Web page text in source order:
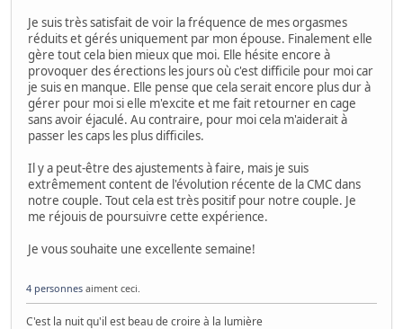
Je suis très satisfait de voir la fréquence de mes orgasmes
réduits et gérés uniquement par mon épouse. Finalement elle
gère tout cela bien mieux que moi. Elle hésite encore à
provoquer des érections les jours où c'est difficile pour moi car
je suis en manque. Elle pense que cela serait encore plus dur à
gérer pour moi si elle m'excite et me fait retourner en cage
sans avoir éjaculé. Au contraire, pour moi cela m'aiderait à
passer les caps les plus difficiles.
Il y a peut-être des ajustements à faire, mais je suis
extrêmement content de l'évolution récente de la CMC dans
notre couple. Tout cela est très positif pour notre couple. Je
me réjouis de poursuivre cette expérience.
Je vous souhaite une excellente semaine!
4 personnes aiment ceci.
C'est la nuit qu'il est beau de croire à la lumière